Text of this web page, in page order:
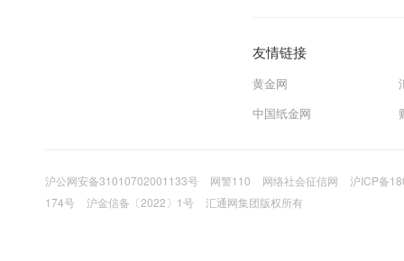
友情链接
黄金网
中国纸金网
沪公网安备31010702001133号 网警110 网络社会征信网
沪ICP备
174号
沪金信备〔2022〕1号 汇通网集团版权所有